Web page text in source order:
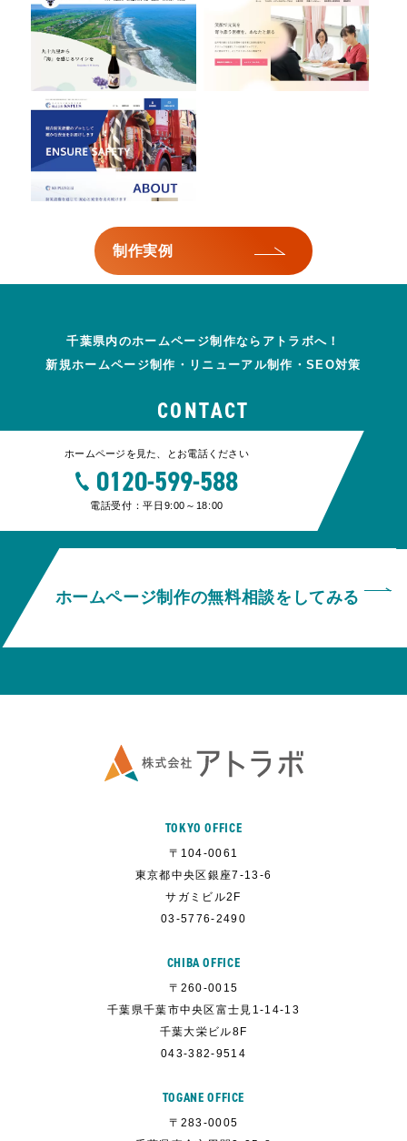
株式会社KS PLUS
制作実例
千葉県内のホームページ制作ならアトラボへ！
新規ホームページ制作・リニューアル制作・SEO対策
CONTACT
ホームページを見た、とお電話ください
0120-599-588
電話受付：平日9:00～18:00
ホームページ制作の無料相談をしてみる
TOKYO OFFICE
〒104-0061
東京都中央区銀座7-13-6
サガミビル2F
03-5776-2490
CHIBA OFFICE
〒260-0015
千葉県千葉市中央区富士見1-14-13
千葉大栄ビル8F
043-382-9514
TOGANE OFFICE
〒283-0005